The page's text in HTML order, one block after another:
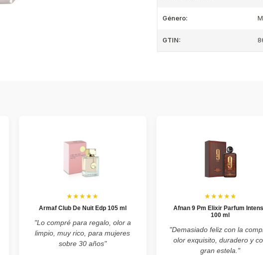
Género:
GTIN:
★★★★★
Armaf Club De Nuit Edp 105 ml
"Lo compré para regalo, olor a
limpio, muy rico, para mujeres
sobre 30 años"
★★★★★
Afnan 9 Pm Elixir Parfum
100 ml
"Demasiado feliz con la
olor exquisito, duradero y
gran estela."